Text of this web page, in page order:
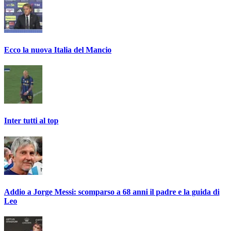
Ecco la nuova Italia del Mancio
Inter tutti al top
Addio a Jorge Messi: scomparso a 68 anni il padre e la guida di
Leo